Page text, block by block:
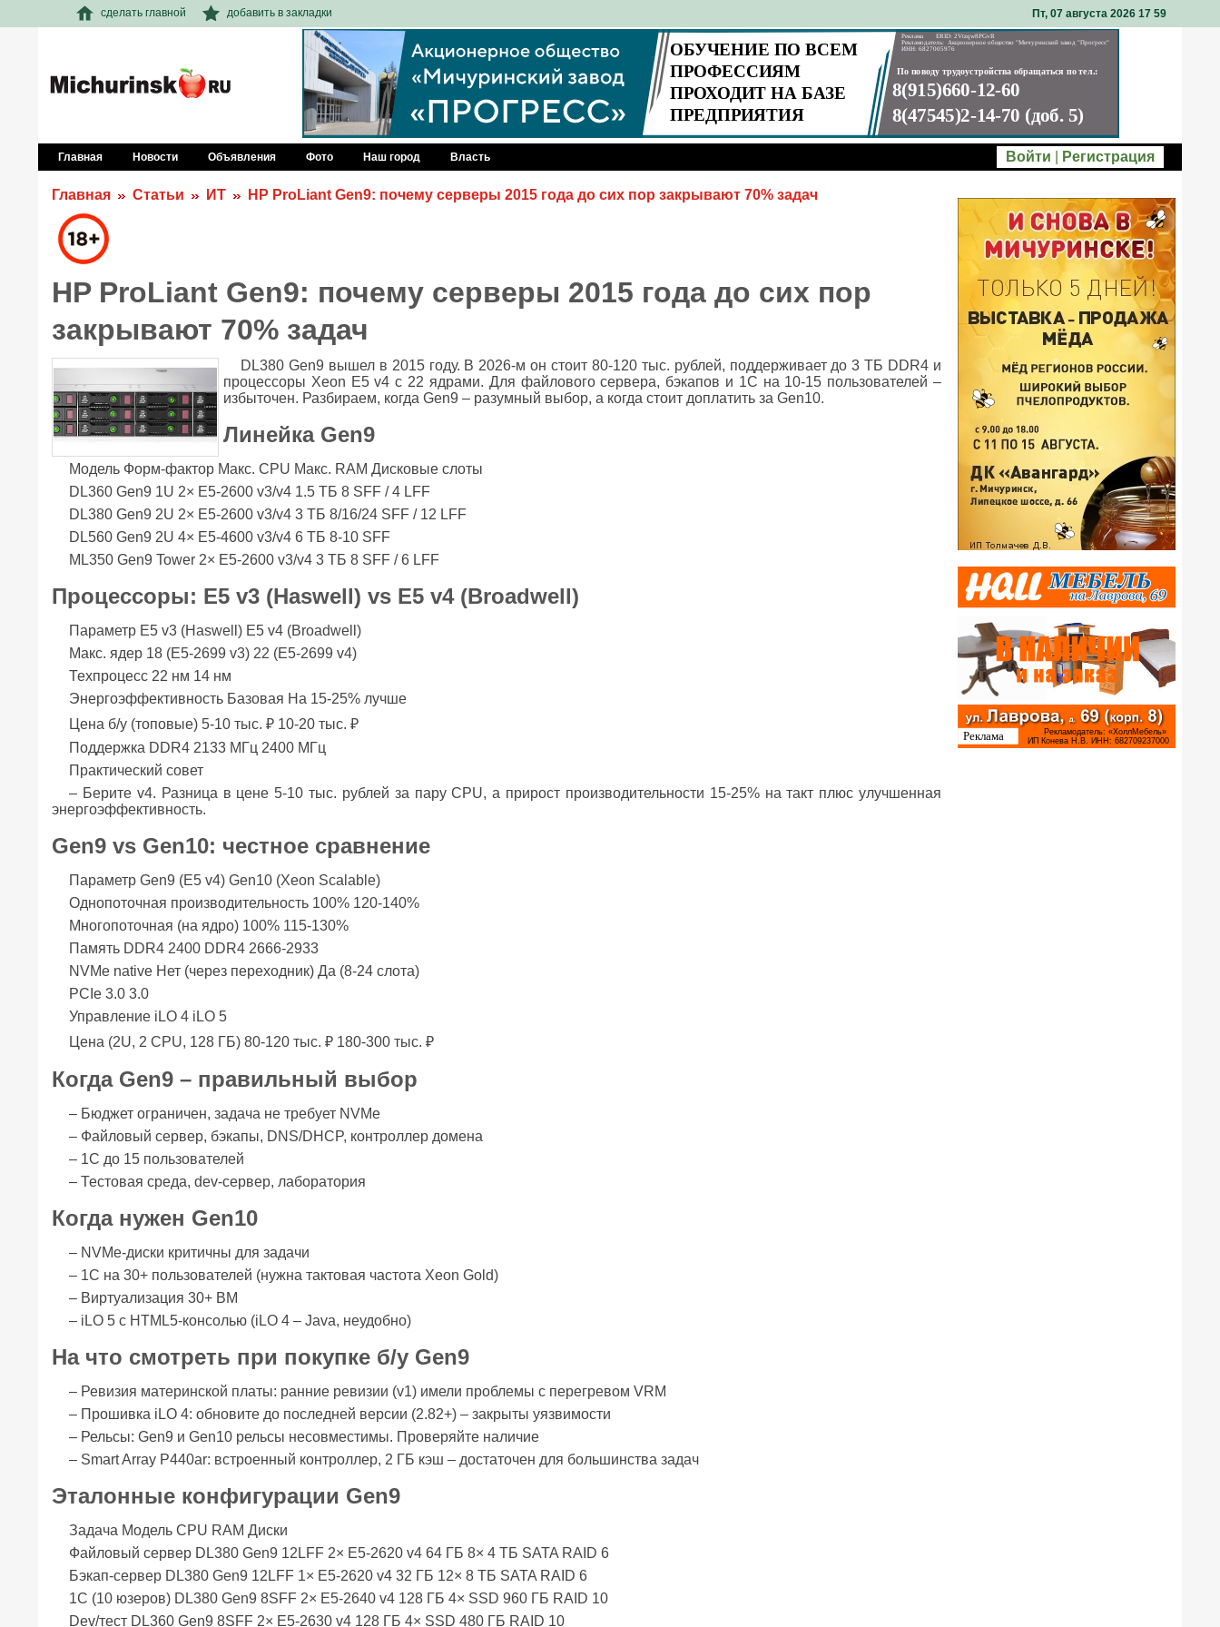
сделать главной добавить в закладки Пт, 07 августа 2026 17: 59
Главная Новости Объявления Фото Наш город Власть Войти Регистрация
Главная Статьи ИТ HP ProLiant Gen9: почему серверы 2015 года до сих пор закрывают 70% задач
HP ProLiant Gen9: почему серверы 2015 года до сих пор
закрывают 70% задач
DL380 Gen9 вышел в 2015 году. В 2026-м он стоит 80-120 тыс. рублей, поддерживает до 3 ТБ DDR4 и
процессоры Xeon E5 v4 с 22 ядрами. Для файлового сервера, бэкапов и 1С на 10-15 пользователей –
избыточен. Разбираем, когда Gen9 – разумный выбор, а когда стоит доплатить за Gen10.
Линейка Gen9
Модель Форм-фактор Макс. CPU Макс. RAM Дисковые слоты
DL360 Gen9 1U 2× E5-2600 v3/v4 1.5 ТБ 8 SFF / 4 LFF
DL380 Gen9 2U 2× E5-2600 v3/v4 3 ТБ 8/16/24 SFF / 12 LFF
DL560 Gen9 2U 4× E5-4600 v3/v4 6 ТБ 8-10 SFF
ML350 Gen9 Tower 2× E5-2600 v3/v4 3 ТБ 8 SFF / 6 LFF
Процессоры: E5 v3 (Haswell) vs E5 v4 (Broadwell)
Параметр E5 v3 (Haswell) E5 v4 (Broadwell)
Макс. ядер 18 (E5-2699 v3) 22 (E5-2699 v4)
Техпроцесс 22 нм 14 нм
Энергоэффективность Базовая На 15-25% лучше
Цена б/у (топовые) 5-10 тыс. ₽ 10-20 тыс. ₽
Поддержка DDR4 2133 МГц 2400 МГц
Практический совет
– Берите v4. Разница в цене 5-10 тыс. рублей за пару CPU, а прирост производительности 15-25% на такт плюс улучшенная
энергоэффективность.
Gen9 vs Gen10: честное сравнение
Параметр Gen9 (E5 v4) Gen10 (Xeon Scalable)
Однопоточная производительность 100% 120-140%
Многопоточная (на ядро) 100% 115-130%
Память DDR4 2400 DDR4 2666-2933
NVMe native Нет (через переходник) Да (8-24 слота)
PCIe 3.0 3.0
Управление iLO 4 iLO 5
Цена (2U, 2 CPU, 128 ГБ) 80-120 тыс. ₽ 180-300 тыс. ₽
Когда Gen9 – правильный выбор
– Бюджет ограничен, задача не требует NVMe
– Файловый сервер, бэкапы, DNS/DHCP, контроллер домена
– 1С до 15 пользователей
– Тестовая среда, dev-сервер, лаборатория
Когда нужен Gen10
– NVMe-диски критичны для задачи
– 1С на 30+ пользователей (нужна тактовая частота Xeon Gold)
– Виртуализация 30+ ВМ
– iLO 5 с HTML5-консолью (iLO 4 – Java, неудобно)
На что смотреть при покупке б/у Gen9
– Ревизия материнской платы: ранние ревизии (v1) имели проблемы с перегревом VRM
– Прошивка iLO 4: обновите до последней версии (2.82+) – закрыты уязвимости
– Рельсы: Gen9 и Gen10 рельсы несовместимы. Проверяйте наличие
– Smart Array P440ar: встроенный контроллер, 2 ГБ кэш – достаточен для большинства задач
Эталонные конфигурации Gen9
Задача Модель CPU RAM Диски
Файловый сервер DL380 Gen9 12LFF 2× E5-2620 v4 64 ГБ 8× 4 ТБ SATA RAID 6
Бэкап-сервер DL380 Gen9 12LFF 1× E5-2620 v4 32 ГБ 12× 8 ТБ SATA RAID 6
1С (10 юзеров) DL380 Gen9 8SFF 2× E5-2640 v4 128 ГБ 4× SSD 960 ГБ RAID 10
Dev/тест DL360 Gen9 8SFF 2× E5-2630 v4 128 ГБ 4× SSD 480 ГБ RAID 10